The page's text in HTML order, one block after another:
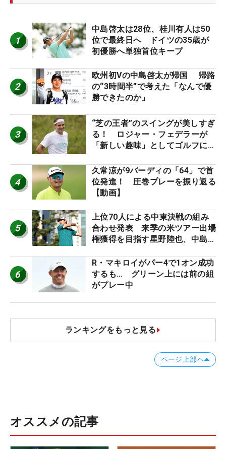
1
中島啓太は28位、桂川有人は50
位で最終日へ ドイツの35歳が
初優勝へ単独首位キープ
2
欧州初Vの中島啓太が帰国 帰路
の“3時間半”で考えた「なんで優
勝できたのか」
3
“芝の王者”のスイングが美しすぎ
る！ ロジャー・フェデラーが
「新しい趣味」としてゴルフに挑
4
久常涼が9バーディの「64」で首
位発進！ 圧巻プレーを振り返る
【動画】
5
上位70人による中東決戦の組み
合わせ発表 来季の米ツアー出場
権獲得を目指す星野陸也、中島啓
6
R・マキロイがパー4で1オン成功
するも… グリーン上には前の組
がプレー中
ランキングをもっと見る
ページ上部へ
オススメの記事